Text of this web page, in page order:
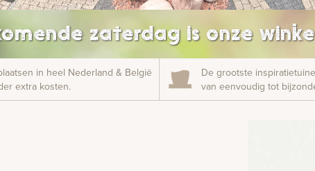
zaterdag is onze
in heel Nederland & België
extra kosten.
De grootste
van eenvoudig tot